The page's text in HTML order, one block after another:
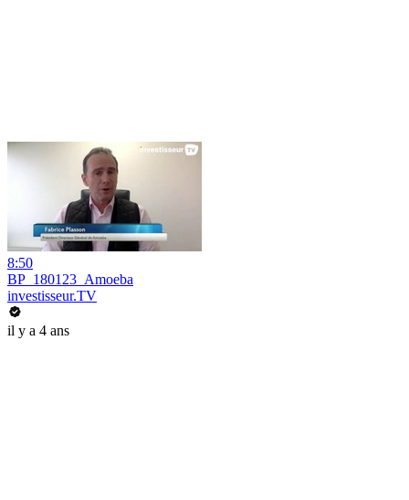
8:50
BP_180123_Amoeba
investisseur.TV
il y a 4 ans